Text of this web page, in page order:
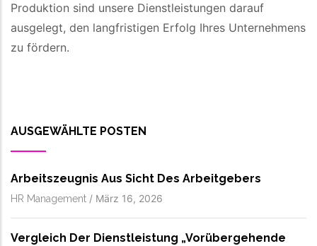
Produktion sind unsere Dienstleistungen darauf
ausgelegt, den langfristigen Erfolg Ihres Unternehmens
zu fördern.
AUSGEWÄHLTE POSTEN
Arbeitszeugnis Aus Sicht Des Arbeitgebers
HR Management / März 16, 2026
Vergleich Der Dienstleistung „vorübergehende